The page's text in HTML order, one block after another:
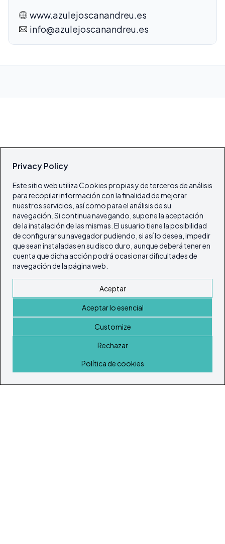
Privacy Policy
Este sitio web utiliza Cookies propias y de terceros de análisis
para recopilar información con la finalidad de mejorar
nuestros servicios, así como para el análisis de su
navegación. Si continua navegando, supone la aceptación
de la instalación de las mismas. El usuario tiene la posibilidad
de configurar su navegador pudiendo, si así lo desea, impedir
que sean instaladas en su disco duro, aunque deberá tener en
cuenta que dicha acción podrá ocasionar dificultades de
navegación de la página web.
Aceptar
Aceptar lo esencial
Customize
Rechazar
Política de cookies
www.azulejoscanandreu.es
info@azulejoscanandreu.es